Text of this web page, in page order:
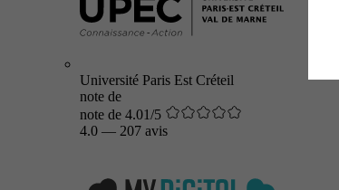
Université Paris Est Créteil
note de
note de 4.01/5
4.0 — 207 avis